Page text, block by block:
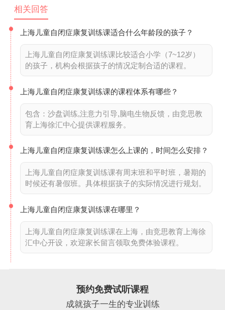
相关回答
上海儿童自闭症康复训练课适合什么年龄段的孩子？
上海儿童自闭症康复训练课比较适合小学（7~12岁）
的孩子，机构会根据孩子的情况定制合适的课程。
上海儿童自闭症康复训练课的课程体系有哪些？
包含：沙盘训练,注意力引导,脑电生物反馈，由竞思教
育上海徐汇中心提供课程服务。
上海儿童自闭症康复训练课怎么上课的，时间怎么安排？
上海儿童自闭症康复训练课有周末班和平时班，暑期的
时候还有暑假班。具体根据孩子的实际情况进行规划。
上海儿童自闭症康复训练课在哪里？
上海儿童自闭症康复训练课在上海，由竞思教育上海徐
汇中心开设，欢迎家长留言领取免费体验课程。
预约免费试听课程
成就孩子一生的专业训练